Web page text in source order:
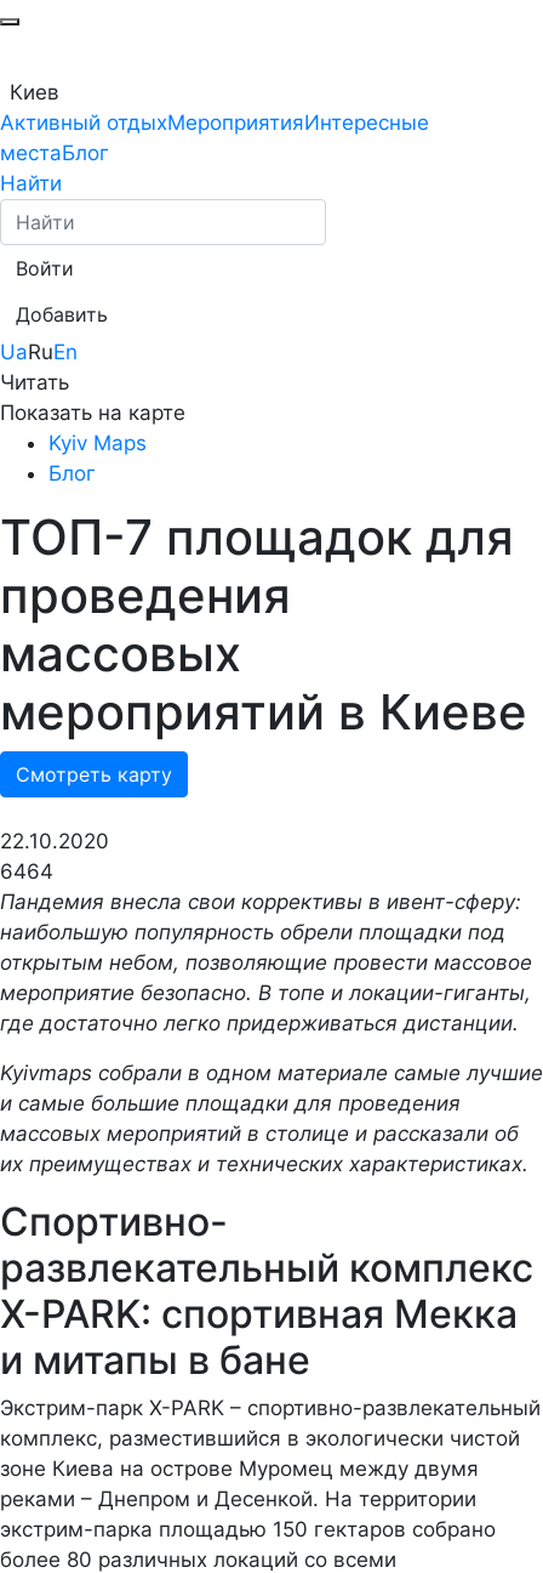
Киев
Активный отдыхМероприятияИнтересные
местаБлог
Найти
Войти
Добавить
UaRuEn
Читать
Показать на карте
Kyiv Maps
Блог
ТОП-7 площадок для
проведения
массовых
мероприятий в Киеве
Смотреть карту
22.10.2020
6464
Пандемия внесла свои коррективы в ивент-сферу:
наибольшую популярность обрели площадки под
открытым небом, позволяющие провести массовое
мероприятие безопасно. В топе и локации-гиганты,
где достаточно легко придерживаться дистанции.
Kyivmaps собрали в одном материале самые лучшие
и самые большие площадки для проведения
массовых мероприятий в столице и рассказали об
их преимуществах и технических характеристиках.
Спортивно-
развлекательный комплекс
X-PARK: спортивная Мекка
и митапы в бане
Экстрим-парк X-PARK – спортивно-развлекательный
комплекс, разместившийся в экологически чистой
зоне Киева на острове Муромец между двумя
реками – Днепром и Десенкой. На территории
экстрим-парка площадью 150 гектаров собрано
более 80 различных локаций со всеми